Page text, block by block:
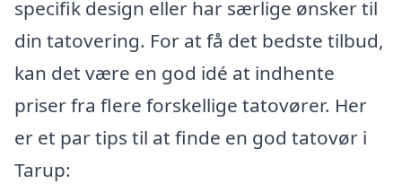
specifik design eller har særlige ønsker til
din tatovering. For at få det bedste tilbud,
kan det være en god idé at indhente
priser fra flere forskellige tatovører. Her
er et par tips til at finde en god tatovør i
Tarup: